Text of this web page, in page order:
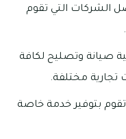
الشركات التي تقوم
صيانة وتصليح لكافة
تجارية مختلفة.
تقوم بتوفير خدمة خاصة